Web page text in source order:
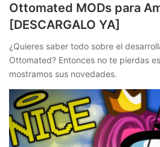
Ottomated MODs para
[DESCARGALO YA]
¿Quieres saber todo sobre el
Ottomated? Entonces no te pierdas
mostramos sus novedades.